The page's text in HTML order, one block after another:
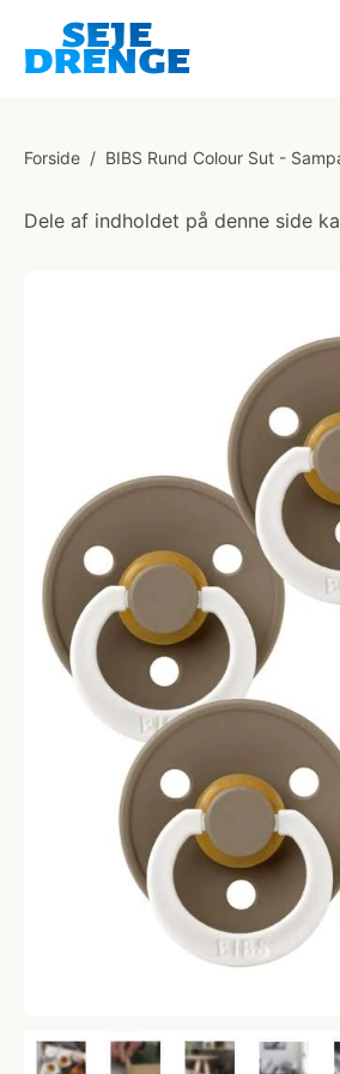
Forside / BIBS Rund Colour Sut -
Dele af indholdet på denne side